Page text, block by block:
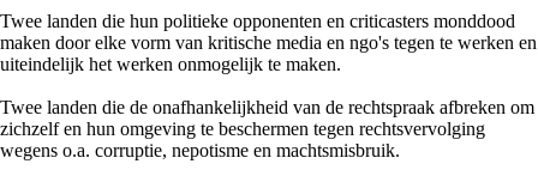
Twee landen die hun politieke opponenten en criticasters monddood
maken door elke vorm van kritische media en ngo's tegen te werken en
uiteindelijk het werken onmogelijk te maken.
Twee landen die de onafhankelijkheid van de rechtspraak afbreken om
zichzelf en hun omgeving te beschermen tegen rechtsvervolging
wegens o.a. corruptie, nepotisme en machtsmisbruik.